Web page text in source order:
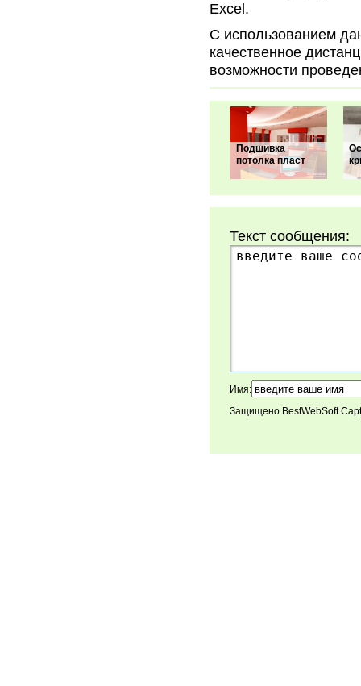
Excel.
С использованием
качественное
возможности
Подшивка
потолка пласт
Текст сообщения:
Имя:
Защищено BestWebSoft